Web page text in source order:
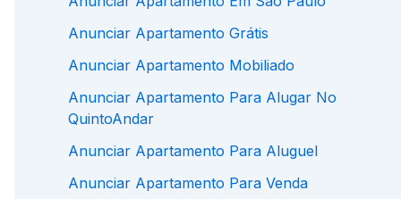
Anunciar Apartamento Grátis
Anunciar Apartamento Mobiliado
Anunciar Apartamento Para Alugar No
QuintoAndar
Anunciar Apartamento Para Aluguel
Anunciar Apartamento Para Venda